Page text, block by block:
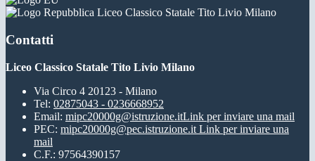
Liceo Classico Statale Tito Livio Milano
Contatti
Liceo Classico Statale Tito Livio Milano
Via Circo 4 20123 - Milano
Tel: 02875043 - 0236668952
Email: mipc20000g@istruzione.itLink per inviare una mail
PEC: mipc20000g@pec.istruzione.it Link per inviare una
mail
C.F.: 97564390157